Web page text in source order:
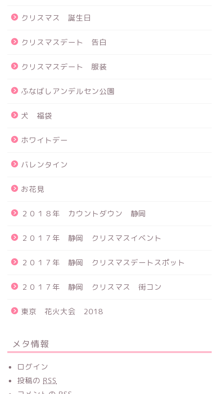
クリスマス 誕生日
クリスマスデート 告白
クリスマスデート 服装
ふなばしアンデルセン公園
犬 福袋
ホワイトデー
バレンタイン
お花見
２０１８年 カウントダウン 静岡
２０１７年 静岡 クリスマスイベント
２０１７年 静岡 クリスマスデートスポット
２０１７年 静岡 クリスマス 街コン
東京 花火大会 2018
メタ情報
ログイン
投稿の RSS